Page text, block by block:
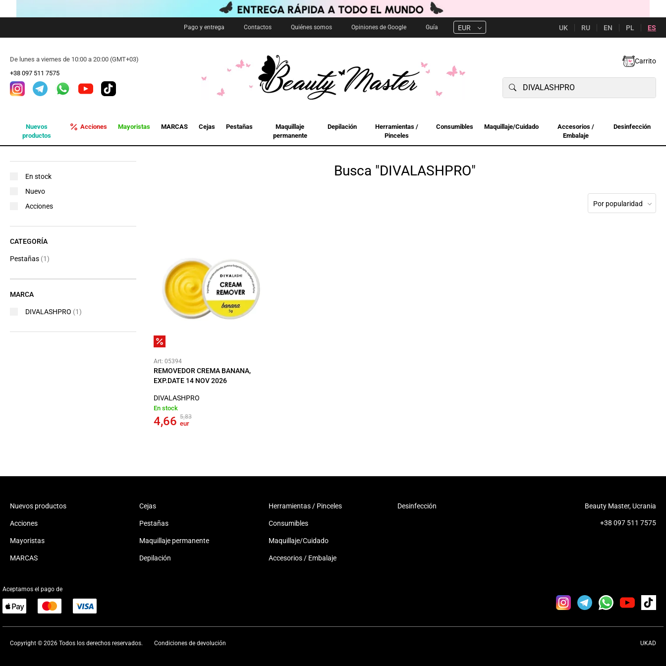
Pago y entrega Contactos Quiénes somos Opiniones de Google Guía EUR UK RU EN PL ES
De lunes a viernes de 10:00 a 20:00 (GMT+03)
+38 097 511 7575
Carrito
Nuevos
productos
Acciones Mayoristas MARCAS Cejas Pestañas
Maquillaje
permanente
Depilación
Herramientas /
Pinceles
Consumibles Maquillaje/Cuidado
Accesorios /
Embalaje
Desinfección
Busca "DIVALASHPRO"
Por popularidad
Art: 05394
REMOVEDOR CREMA BANANA,
EXP.DATE 14 NOV 2026
DIVALASHPRO
En stock
4,66 5,83
eur
En stock
Nuevo
Acciones
CATEGORÍA
Pestañas (1)
MARCA
DIVALASHPRO (1)
Nuevos productos
Acciones
Mayoristas
MARCAS
Cejas
Pestañas
Maquillaje permanente
Depilación
Herramientas / Pinceles
Consumibles
Maquillaje/Cuidado
Accesorios / Embalaje
Desinfección Beauty Master, Ucrania
+38 097 511 7575
Aceptamos el pago de
Copyright © 2026 Todos los derechos reservados. UKAD
Condiciones de devolución